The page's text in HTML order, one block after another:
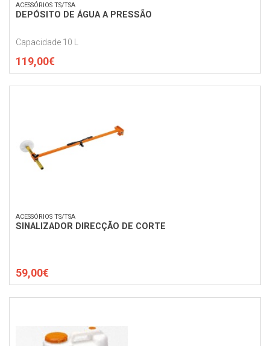
ACESSÓRIOS TS/TSA
DEPÓSITO DE ÁGUA A PRESSÃO
Capacidade 10 L
119,00€
ACESSÓRIOS TS/TSA
SINALIZADOR DIRECÇÃO DE CORTE
59,00€